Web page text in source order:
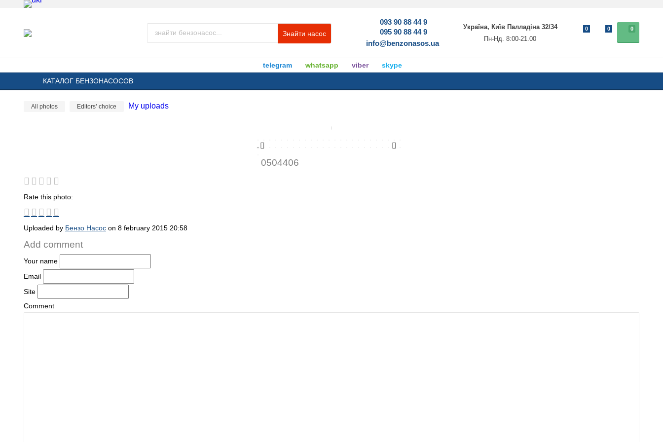
Знайти насос
093 90 88 44 9
095 90 88 44 9
info@benzonasos.ua
Україна, Київ Палладіна 32/34
Пн-Нд. 8:00-21.00
0
0 0
telegram whatsapp viber
skype
КАТАЛОГ БЕНЗОНАСОСОВ
All photos Editors’ choice My uploads
0504406
Rate this photo:
Uploaded by Бензо Насос on 8 february 2015 20:58
Add comment
Your name
Email
Site
Comment